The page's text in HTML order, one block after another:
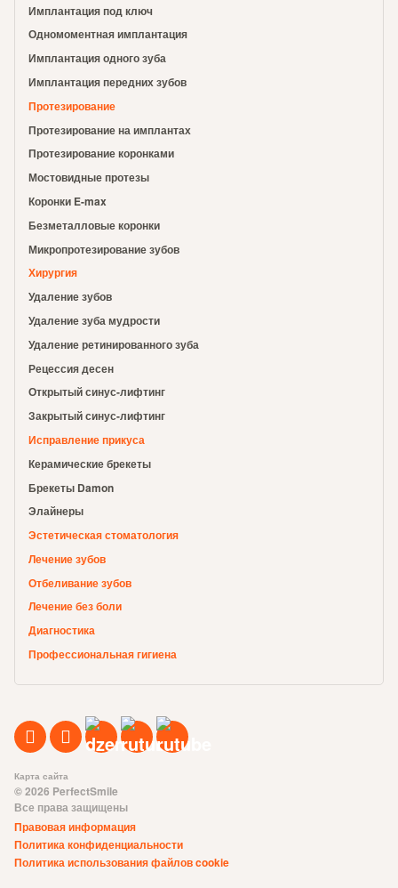
Имплантация под ключ
Одномоментная имплантация
Имплантация одного зуба
Имплантация передних зубов
Протезирование
Протезирование на имплантах
Протезирование коронками
Мостовидные протезы
Коронки E-max
Безметалловые коронки
Микропротезирование зубов
Хирургия
Удаление зубов
Удаление зуба мудрости
Удаление ретинированного зуба
Рецессия десен
Открытый синус-лифтинг
Закрытый синус-лифтинг
Исправление прикуса
Керамические брекеты
Брекеты Damon
Элайнеры
Эстетическая стоматология
Лечение зубов
Отбеливание зубов
Лечение без боли
Диагностика
Профессиональная гигиена
Карта сайта
© 2026 PerfectSmile
Все права защищены
Правовая информация
Политика конфиденциальности
Политика использования файлов cookie